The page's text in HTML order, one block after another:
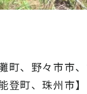
、野々市市
町、珠州市】